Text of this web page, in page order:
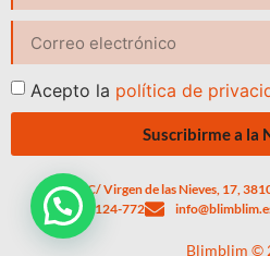
Acepto la política de
Suscribirme a la
C/ Virgen de las Nieves, 17,
623-124-772
Blimblim ©